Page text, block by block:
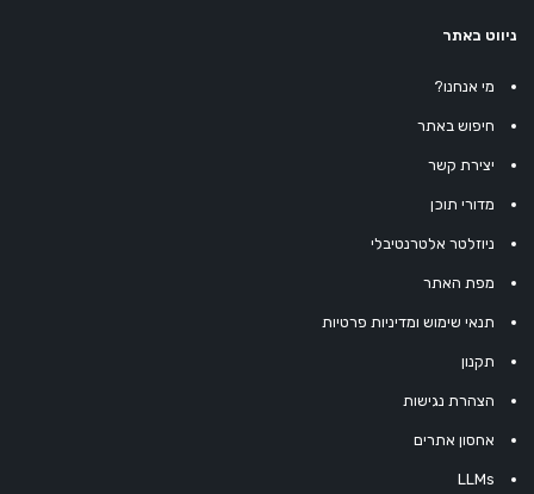
ניווט באתר
מי אנחנו?
חיפוש באתר
יצירת קשר
מדורי תוכן
ניוזלטר אלטרנטיבלי
מפת האתר
תנאי שימוש ומדיניות פרטיות
תקנון
הצהרת נגישות
אחסון אתרים
LLMs